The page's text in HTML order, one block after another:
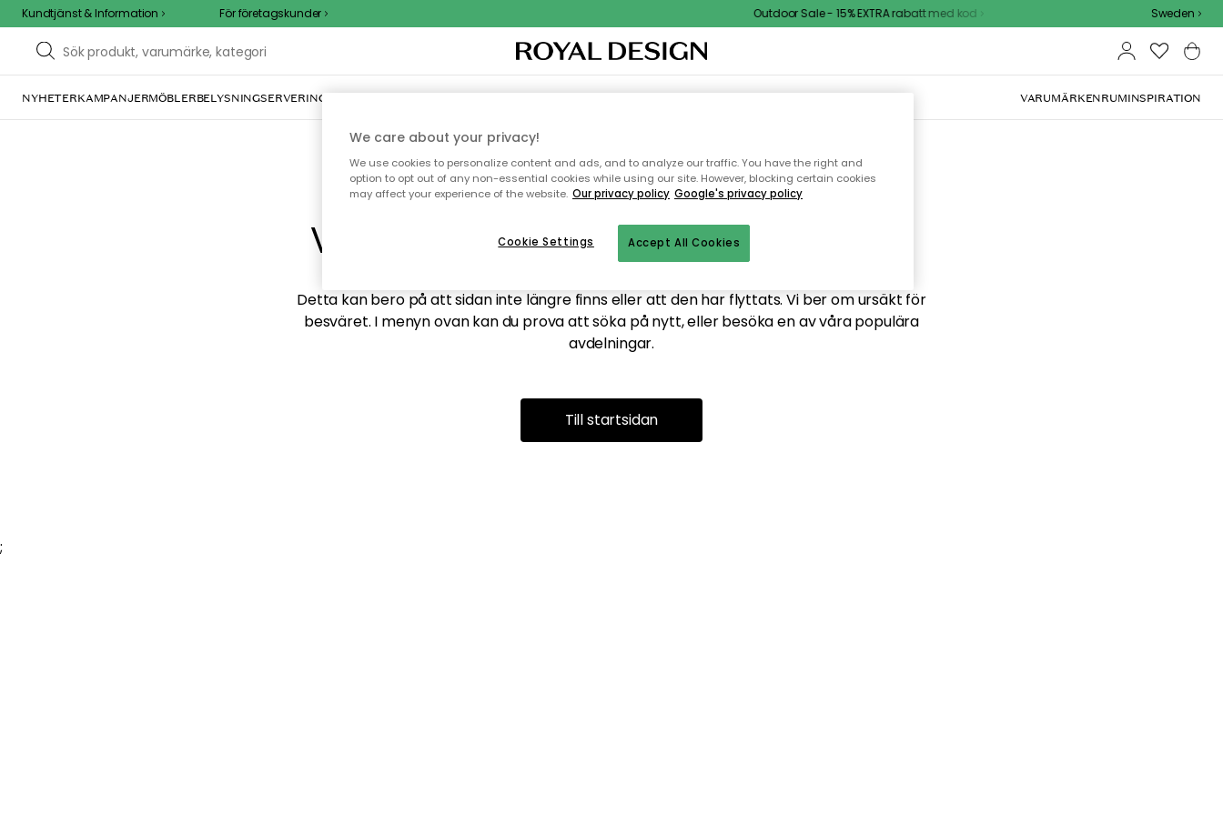
Kundtjänst & Information För företagskunder Outdoor Sale - 15% EXTRA rabatt med kod Sweden
NYHETERKAMPANJERMÖBLERBELYSNINGSERVERING INREDNINGTEXTIL & MATTORKÖKETFÖRVARINGUTEMÖBLER VARUMÄRKENRUMINSPIRATION
Vi hittar tyvärr inte sidan du söker
Detta kan bero på att sidan inte längre finns eller att den har flyttats. Vi ber om ursäkt för
besväret. I menyn ovan kan du prova att söka på nytt, eller besöka en av våra populära
avdelningar.
Till startsidan
;
We care about your privacy!
We use cookies to personalize content and ads, and to analyze our traffic. You have the right and
option to opt out of any non-essential cookies while using our site. However, blocking certain cookies
may affect your experience of the website. Our privacy policy Google's privacy policy
Accept All Cookies
Cookie Settings